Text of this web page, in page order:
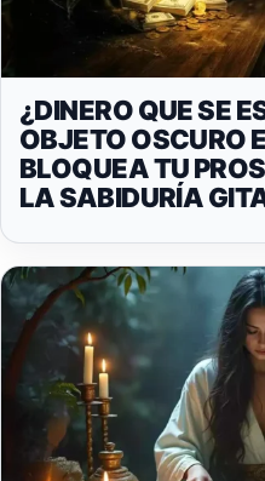
¿DINERO QUE SE
OBJETO OSCURO
BLOQUEA TU
LA SABIDURÍA